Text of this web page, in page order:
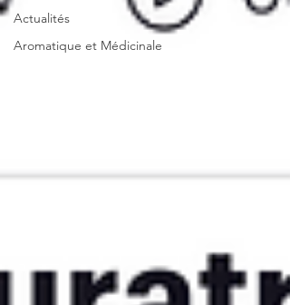
Actualités
Aromatique et Médicinale